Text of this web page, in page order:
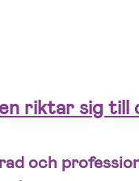
riktar sig till
och